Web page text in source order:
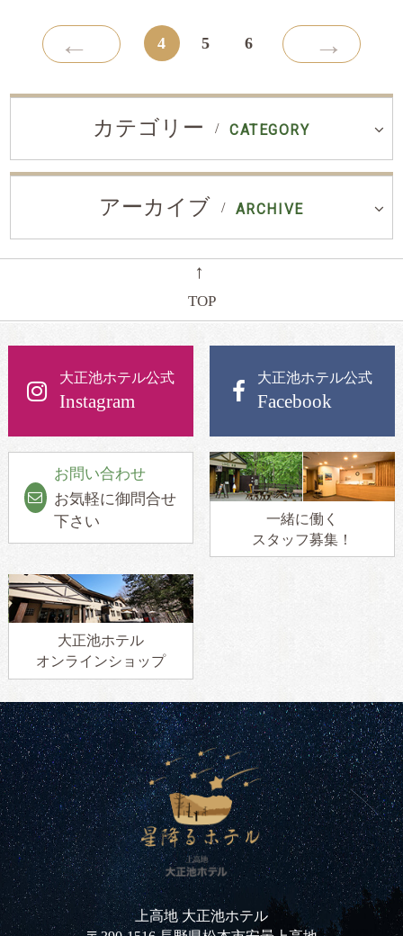
← 4 5 6 →
カテゴリー CATEGORY
アーカイブ ARCHIVE
←
TOP
大正池ホテル公式
Instagram
大正池ホテル公式
Facebook
お問い合わせ
お気軽に御問合せ
下さい
一緒に働く
スタッフ募集！
大正池ホテル
オンラインショップ
上高地 大正池ホテル